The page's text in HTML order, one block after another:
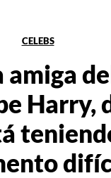
CELEBS
amiga
Harry,